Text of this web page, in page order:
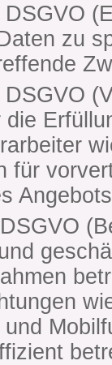
zu
für